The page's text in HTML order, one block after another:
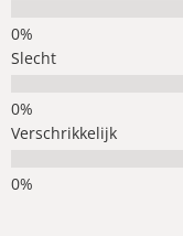
Slecht
Verschrikkelijk